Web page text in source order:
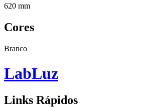
620 mm
Cores
Branco
LabLuz
Links Rápidos